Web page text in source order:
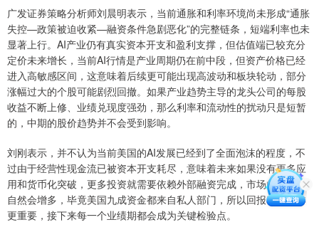
广发证券策略分析师刘晨明表示，当前通胀和利率环境尚未形成“通胀
失控—政策被迫收紧—融资条件急剧恶化”的完整链条，短端利率也未
显著上行。AI产业仍有真实资本开支和盈利支撑，但估值端已较充分
定价未来增长，当前AI行情是产业周期仍在前中段，但资产价格已经
进入高敏感区间，这意味着后续更可能出现高波动和板块轮动，部分
涨幅过大的个股可能剧烈回撤。如果产业趋势主导的龙头公司的每股
收益不断上修、业绩兑现度强劲，那么利率和流动性的扰动只是短暂
的，中期的股价趋势并不会受到影响。
刘刚表示，并不认为当前美国的AI发展已经到了全面泡沫的程度，不
过由于经营性现金流已被资本开支耗尽，意味着未来如果没有更多应
用和货币化突破，更多投资就需要依赖外部融资完成，市场的疑问也
自然会增多，毕竟美国九成资金都来自私人部门，所以回报率和成本
更重要，接下来每一个业绩期都会成为关键检验点。